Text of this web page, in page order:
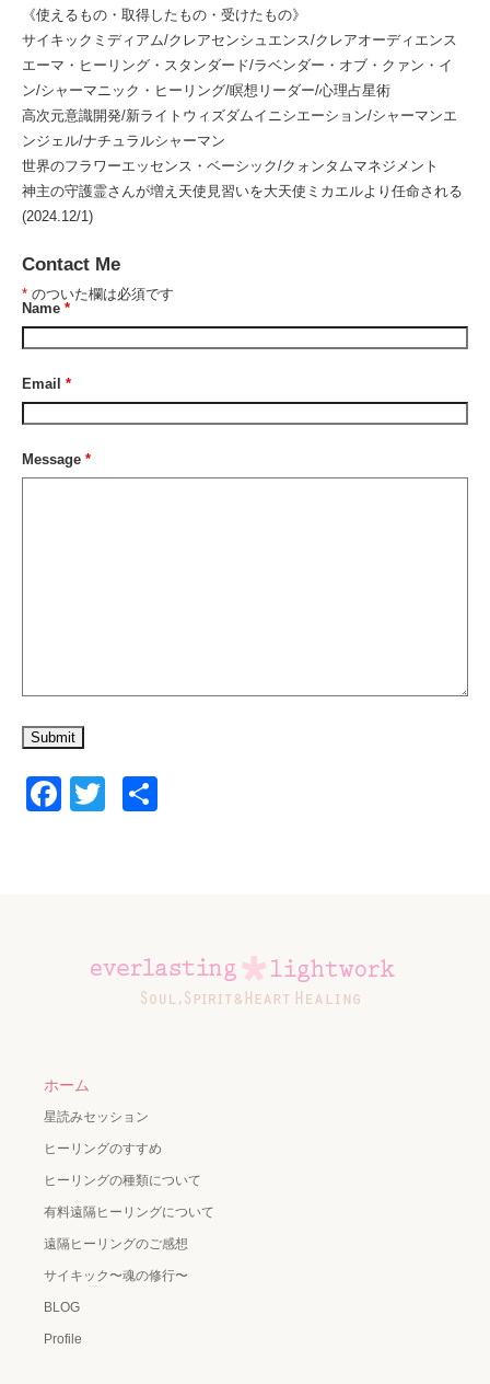
《使えるもの・取得したもの・受けたもの》
サイキックミディアム/クレアセンシュエンス/クレアオーディエンス
エーマ・ヒーリング・スタンダード/ラベンダー・オブ・クァン・イ
ン/シャーマニック・ヒーリング/瞑想リーダー/心理占星術
高次元意識開発/新ライトウィズダムイニシエーション/シャーマンエ
ンジェル/ナチュラルシャーマン
世界のフラワーエッセンス・ベーシック/クォンタムマネジメント
神主の守護霊さんが増え天使見習いを大天使ミカエルより任命される
(2024.12/1)
Contact Me
* のついた欄は必須です
Name *
Email *
Message *
Facebook
Twitter
ホーム
星読みセッション
ヒーリングのすすめ
ヒーリングの種類について
有料遠隔ヒーリングについて
遠隔ヒーリングのご感想
サイキック〜魂の修行〜
BLOG
Profile